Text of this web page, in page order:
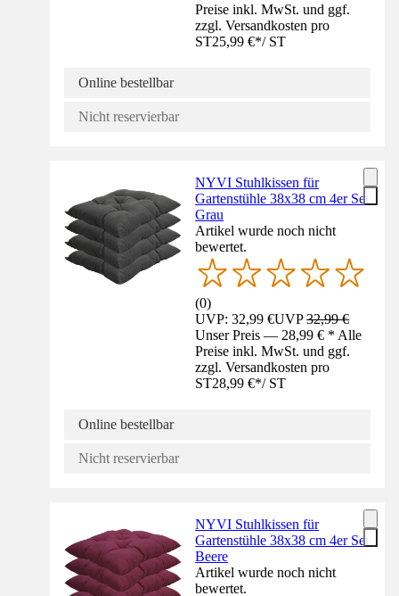
Preise inkl. MwSt. und ggf.
zzgl. Versandkosten pro
ST25,99 €*/ ST
Online bestellbar
Nicht reservierbar
NYVI Stuhlkissen für
Gartenstühle 38x38 cm 4er Set
Grau
Artikel wurde noch nicht
bewertet.
(0)
UVP: 32,99 €UVP32,99 €
Unser Preis — 28,99 € * Alle
Preise inkl. MwSt. und ggf.
zzgl. Versandkosten pro
ST28,99 €*/ ST
Online bestellbar
Nicht reservierbar
NYVI Stuhlkissen für
Gartenstühle 38x38 cm 4er Set
Beere
Artikel wurde noch nicht
bewertet.